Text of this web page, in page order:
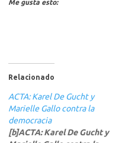
Me gusta esto:
Relacionado
ACTA: Karel De Gucht y
Marielle Gallo contra la
democracia
[b]ACTA: Karel De Gucht y